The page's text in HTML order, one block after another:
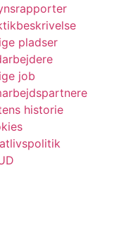
pladser
job
historie